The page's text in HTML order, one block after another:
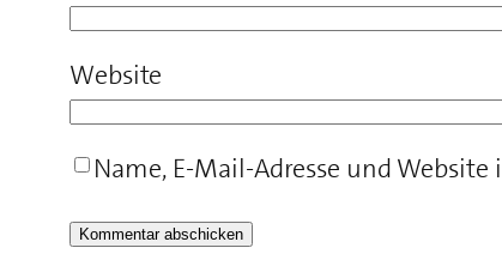
Website
Name, E-Mail-Adresse und